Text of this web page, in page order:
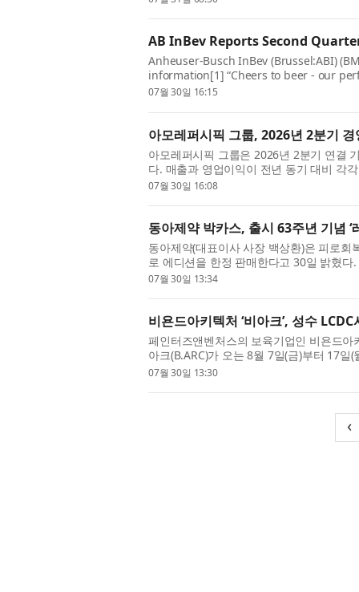
AB InBev Reports Second
Anheuser-Busch InBev (Brussel:ABI)
information[1] “Cheers to beer - our
beer category and the consistent
07월 30일 16:15
아모레퍼시픽 그룹, 2026년 2분기
아모레퍼시픽 그룹은 2026년 2분기 연결
다. 매출과 영업이익이 전년 동기 대비 각
동시에 달성했다. 국내 사업은 럭셔리, 더
07월 30일 16:08
동아제약 박카스, 출시 63주년 기념 ‘
동아제약(대표이사 사장 백상환)은 피로
로 에디션을 한정 판매한다고 30일 밝혔
카스는 지난해까지 누적 판매량 242억 병
07월 30일 13:34
비욘드아키텍처 ‘비아크’, 성수
페인터즈앤벤처스의 보육기업인 비욘드
아크(B.ARC)가 오는 8월 7일(금)부터 17
서 첫 단독 팝업스토어 ‘파이프, 라인(Pipe,
07월 30일 13:30
‹